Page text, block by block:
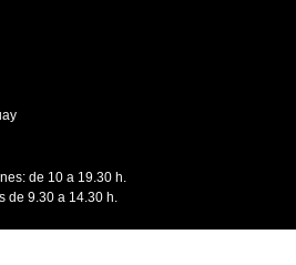
de 10 a 19.30 h.
de 9.30 a 14.30 h.